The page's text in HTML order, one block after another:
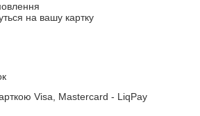
на вашу картку
Visa, Mastercard - LiqPay